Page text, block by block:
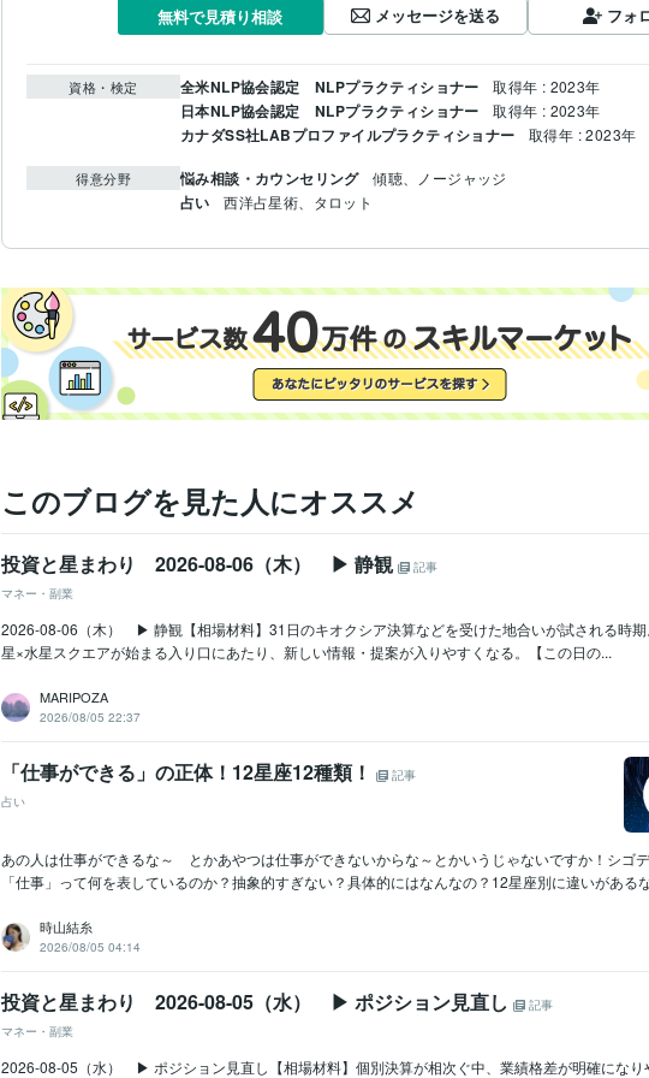
無料で見積り相談 メッセージを送る フォ
資格・検定 全米NLP協会認定 NLPプラクティショナー 取得年 : 2023年
日本NLP協会認定 NLPプラクティショナー 取得年 : 2023年
カナダSS社LABプロファイルプラクティショナー 取得年 : 2023年
得意分野 悩み相談・カウンセリング 傾聴、ノージャッジ
占い 西洋占星術、タロット
このブログを見た人にオススメ
投資と星まわり 2026-08-06（木） ▶ 静観
記事
マネー・副業
2026-08-06（木） ▶ 静観【相場材料】31日のキオクシア決算などを受けた地合いが試される時
星×水星スクエアが始まる入り口にあたり、新しい情報・提案が入りやすくなる。【この日の...
MARIPOZA
2026/08/05 22:37
「仕事ができる」の正体！12星座12種類！
記事
占い
あの人は仕事ができるな～ とかあやつは仕事ができないからな～とかいうじゃないですか！シゴ
「仕事」って何を表しているのか？抽象的すぎない？具体的にはなんなの？12星座別に違いがある
時山結糸
2026/08/05 04:14
投資と星まわり 2026-08-05（水） ▶ ポジション見直し
記事
マネー・副業
2026-08-05（水） ▶ ポジション見直し【相場材料】個別決算が相次ぐ中、業績格差が明確になり